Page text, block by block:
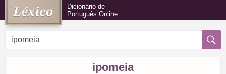
Dicionário de
Português Online
ipomeia